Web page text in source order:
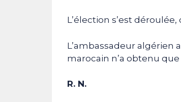
L’élection s’est
L’ambassadeur algérien
marocain n’a obtenu que
R. N.